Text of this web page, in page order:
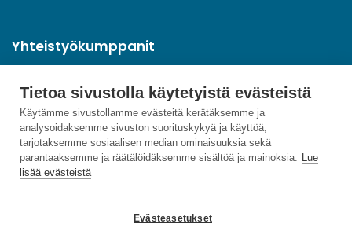
Tietoa sivustolla käytetyistä evästeistä
Käytämme sivustollamme evästeitä kerätäksemme ja
analysoidaksemme sivuston suorituskykyä ja käyttöä,
tarjotaksemme sosiaalisen median ominaisuuksia sekä
parantaaksemme ja räätälöidäksemme sisältöä ja mainoksia. Lue
lisää evästeistä
Evästeasetukset
Yhteistyökumppanit